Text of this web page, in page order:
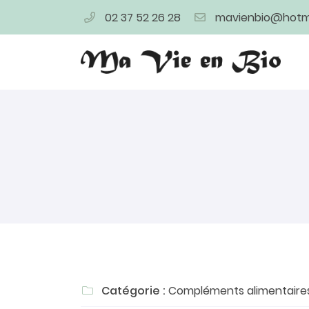
02 37 52 26 28
4 bis rue de la Herse
28400 Nogent Le Rotrou
02 37 52 26 28
 Catégorie : Compléments